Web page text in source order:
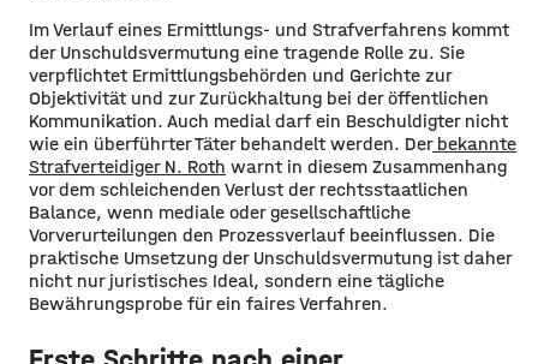
Im Verlauf eines Ermittlungs- und Strafverfahrens kommt
der Unschuldsvermutung eine tragende Rolle zu. Sie
verpflichtet Ermittlungsbehörden und Gerichte zur
Objektivität und zur Zurückhaltung bei der öffentlichen
Kommunikation. Auch medial darf ein Beschuldigter nicht
wie ein überführter Täter behandelt werden. Derbekannte
Strafverteidiger N. Roth warnt in diesem Zusammenhang
vor dem schleichenden Verlust der rechtsstaatlichen
Balance, wenn mediale oder gesellschaftliche
Vorverurteilungen den Prozessverlauf beeinflussen. Die
praktische Umsetzung der Unschuldsvermutung ist daher
nicht nur juristisches Ideal, sondern eine tägliche
Bewährungsprobe für ein faires Verfahren.